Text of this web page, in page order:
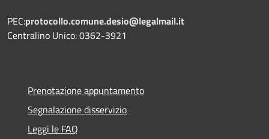
PEC:protocollo.comune.desio@legalmail.it
Centralino Unico: 0362-3921
Prenotazione appuntamento
Segnalazione disservizio
Leggi le FAQ